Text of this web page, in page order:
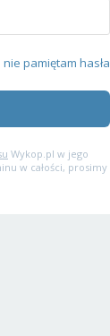
nie pamiętam hasła
Wykop.pl w jego
w całości, prosimy